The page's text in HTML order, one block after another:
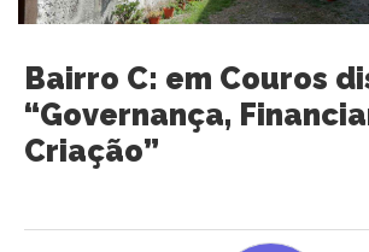
Bairro C: em Couros
“Governança,
Criação”